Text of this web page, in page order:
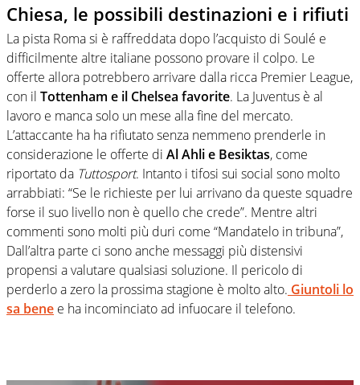
Chiesa, le possibili destinazioni e i rifiuti
La pista Roma si è raffreddata dopo l’acquisto di Soulé e
difficilmente altre italiane possono provare il colpo. Le
offerte allora potrebbero arrivare dalla ricca Premier League,
con il Tottenham e il Chelsea favorite. La Juventus è al
lavoro e manca solo un mese alla fine del mercato.
L’attaccante ha ha rifiutato senza nemmeno prenderle in
considerazione le offerte di Al Ahlie Besiktas, come
riportato da Tuttosport. Intanto i tifosi sui social sono molto
arrabbiati: “Se le richieste per lui arrivano da queste squadre
forse il suo livello non è quello che crede”. Mentre altri
commenti sono molti più duri come “Mandatelo in tribuna”,
Dall’altra parte ci sono anche messaggi più distensivi
propensi a valutare qualsiasi soluzione. Il pericolo di
perderlo a zero la prossima stagione è molto alto. Giuntoli lo
sa bene e ha incominciato ad infuocare il telefono.